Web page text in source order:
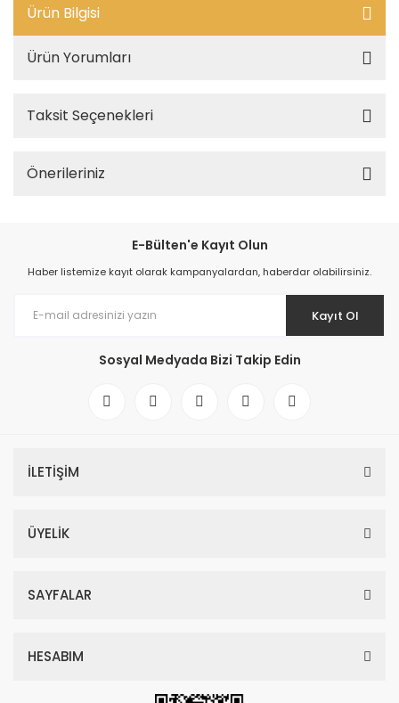
Ürün Bilgisi
Ürün Yorumları
Taksit Seçenekleri
Önerileriniz
E-Bülten'e Kayıt Olun
Haber listemize kayıt olarak kampanyalardan, haberdar olabilirsiniz.
Kayıt Ol
Sosyal Medyada Bizi Takip Edin
İLETİŞİM
ÜYELİK
SAYFALAR
HESABIM